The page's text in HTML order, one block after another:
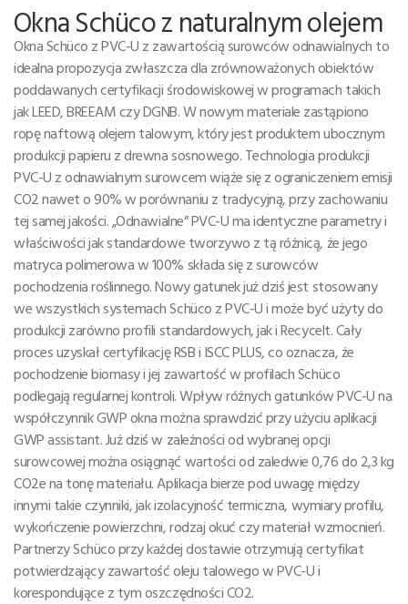
Okna Schüco z naturalnym olejem
Okna Schüco z PVC-U z zawartością surowców odnawialnych to
idealna propozycja zwłaszcza dla zrównoważonych obiektów
poddawanych certyfikacji środowiskowej w programach takich
jak LEED, BREEAM czy DGNB. W nowym materiale zastąpiono
ropę naftową olejem talowym, który jest produktem ubocznym
produkcji papieru z drewna sosnowego. Technologia produkcji
PVC-U z odnawialnym surowcem wiąże się z ograniczeniem emisji
CO2 nawet o 90% w porównaniu z tradycyjną, przy zachowaniu
tej samej jakości. „Odnawialne” PVC-U ma identyczne parametry i
właściwości jak standardowe tworzywo z tą różnicą, że jego
matryca polimerowa w 100% składa się z surowców
pochodzenia roślinnego. Nowy gatunek już dziś jest stosowany
we wszystkich systemach Schüco z PVC-U i może być użyty do
produkcji zarówno profili standardowych, jak i Recycelt. Cały
proces uzyskał certyfikację RSB i ISCC PLUS, co oznacza, że
pochodzenie biomasy i jej zawartość w profilach Schüco
podlegają regularnej kontroli. Wpływ różnych gatunków PVC-U na
współczynnik GWP okna można sprawdzić przy użyciu aplikacji
GWP assistant. Już dziś w zależności od wybranej opcji
surowcowej można osiągnąć wartości od zaledwie 0,76 do 2,3 kg
CO2e na tonę materiału. Aplikacja bierze pod uwagę między
innymi takie czynniki, jak izolacyjność termiczna, wymiary profilu,
wykończenie powierzchni, rodzaj okuć czy materiał wzmocnień.
Partnerzy Schüco przy każdej dostawie otrzymują certyfikat
potwierdzający zawartość oleju talowego w PVC-U i
korespondujące z tym oszczędności CO2.